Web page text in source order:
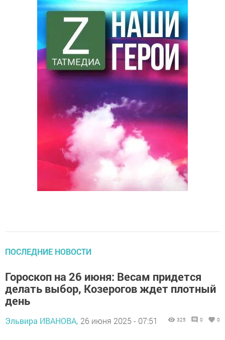
ПОСЛЕДНИЕ НОВОСТИ
Гороскоп на 26 июня: Весам придется
делать выбор, Козерогов ждет плотный
день
Эльвира ИВАНОВА, 26 июня 2025 - 07:51 325 0 0